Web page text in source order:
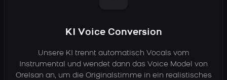
KI Voice Conversion
Unsere KI trennt automatisch Vocals vom
Instrumental und wendet dann das Voice Model von
Orelsan an, um die Originalstimme in ein realistisches